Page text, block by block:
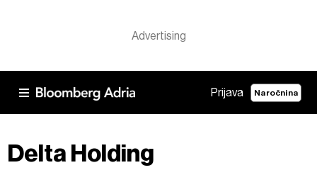
Prijava Naročnina
Delta Holding